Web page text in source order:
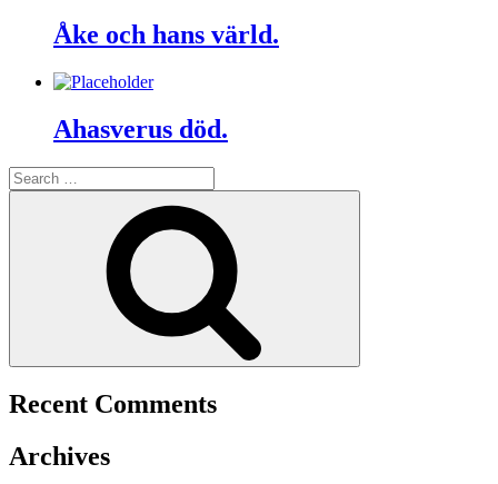
Åke och hans värld.
Ahasverus död.
Search
for:
Recent Comments
Archives